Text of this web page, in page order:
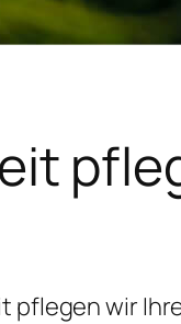
pflegen wir